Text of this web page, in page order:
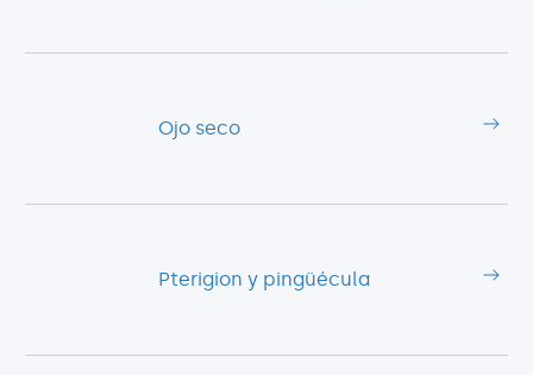
Ojo seco
Pterigion y pingüécula